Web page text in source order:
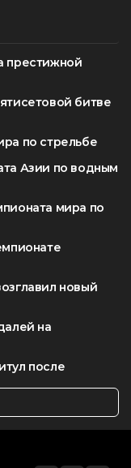
престижной
битве
по стрельбе
Азии по водным
мира по
новый
на
после